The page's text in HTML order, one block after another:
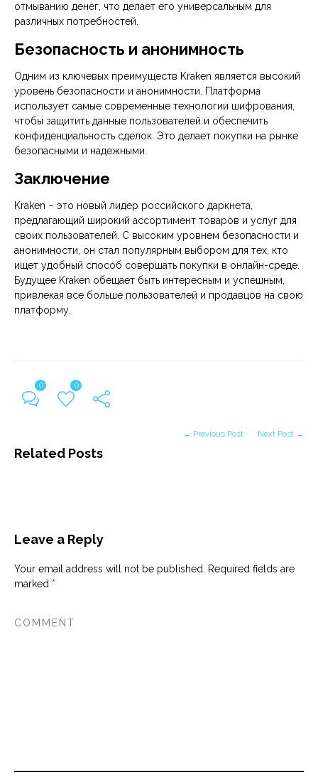
отмыванию денег, что делает его универсальным для
различных потребностей.
Безопасность и анонимность
Одним из ключевых преимуществ Kraken является высокий
уровень безопасности и анонимности. Платформа
использует самые современные технологии шифрования,
чтобы защитить данные пользователей и обеспечить
конфиденциальность сделок. Это делает покупки на рынке
безопасными и надежными.
Заключение
Kraken – это новый лидер российского даркнета,
предлагающий широкий ассортимент товаров и услуг для
своих пользователей. С высоким уровнем безопасности и
анонимности, он стал популярным выбором для тех, кто
ищет удобный способ совершать покупки в онлайн-среде.
Будущее Kraken обещает быть интересным и успешным,
привлекая все больше пользователей и продавцов на свою
платформу.
0 0
Related Posts
← Previous Post Next Post →
Leave a Reply
Your email address will not be published.
Required fields are
marked *